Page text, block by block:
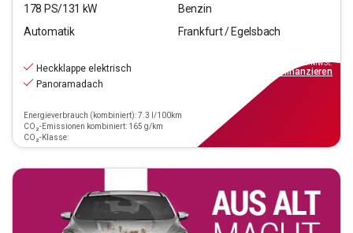
178 PS/131 kW
Benzin
Automatik
Frankfurt / Egelsbach
Heckklappe elektrisch
Panoramadach
Energieverbrauch (kombiniert): 7.3 l/100km
CO₂-Emissionen kombiniert: 165 g/km
CO₂-Klasse:
inkl.MwSt.
finanzieren